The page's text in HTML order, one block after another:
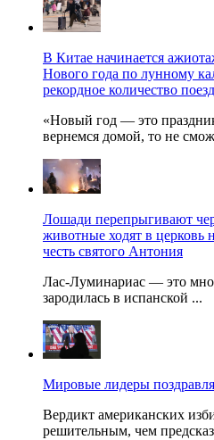
В Китае начинается
Нового года по лунному
рекордное количество
«Новый год — это
вернемся домой, то не
Лошади перепрыгивают
животные ходят в церковь
честь святого Антония
Лас-Луминариас — это
зародилась в испанской ...
Мировые лидеры
Вердикт американских
решительным, чем